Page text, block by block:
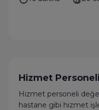
Hizmet Personeli
Hizmet personeli
hastane gibi hizmet